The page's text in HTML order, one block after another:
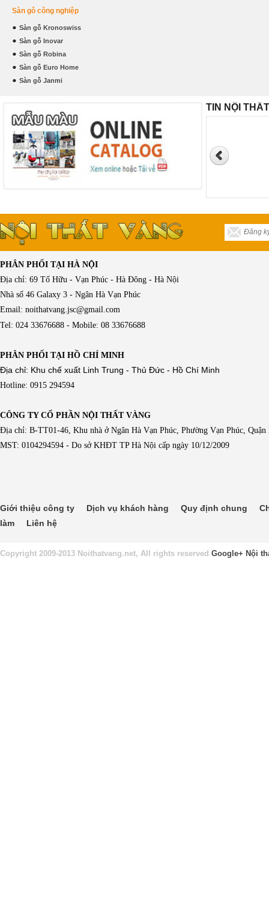
Sàn gỗ công nghiệp
Sàn gỗ Kronoswiss
Sàn gỗ Inovar
Sàn gỗ Robina
Sàn gỗ Euro Home
Sàn gỗ Janmi
TIN NỘI
PHÂN PHỐI TẠI HÀ NỘI
Địa chỉ: 69 Tố Hữu - Vạn Phúc - Hà Đông - Hà Nội
Nhà số 46 Galaxy 3 - Ngân Hà Vạn Phúc
Email: noithatvang.jsc@gmail.com
Tel: 024 33676688 - Mobile: 08 33676688
PHÂN PHỐI TẠI HỒ CHÍ MINH
Địa chỉ: Khu chế xuất Linh Trung - Thủ Đức - Hồ Chí Minh
Hotline: 0915 294594
CÔNG TY CỔ PHẦN NỘI THẤT VÀNG
Địa chỉ: B-TT01-46, Khu nhà ở Ngân Hà Vạn Phúc, Phường Vạn Phúc,
MST: 0104294594 - Do sở KHĐT TP Hà Nội cấp ngày 10/12/2009
Giới thiệu công ty Dịch vụ khách hàng Quy định chung
làm
Liên hệ
Copyright 2009-2013 Noithatvang.net, All rights reserved Google+ Nội